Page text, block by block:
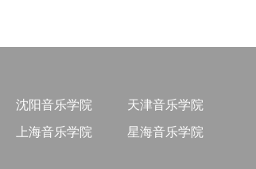
沈阳音乐学院
天津音乐学院
上海音乐学院 星海音乐学院